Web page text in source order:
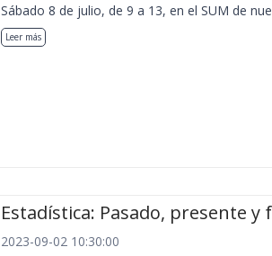
Sábado 8 de julio, de 9 a 13, en el SUM de
Leer más
Estadística: Pasado, presente
2023-09-02 10:30:00